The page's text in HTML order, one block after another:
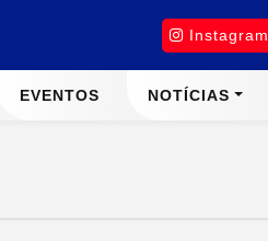
Instagram
EVENTOS NOTÍCIAS